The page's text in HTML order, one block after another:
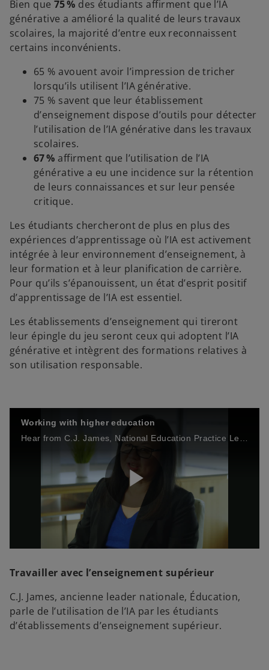
i
d
e
o
Bien que 75 % des étudiants affirment que l’IA
générative a amélioré la qualité de leurs travaux
scolaires, la majorité d’entre eux reconnaissent
certains inconvénients.
65 % avouent avoir l’impression de tricher
lorsqu’ils utilisent l’IA générative.
75 % savent que leur établissement
d’enseignement dispose d’outils pour détecter
l’utilisation de l’IA générative dans les travaux
scolaires.
67 %affirment que l’utilisation de l’IA
générative a eu une incidence sur la rétention
de leurs connaissances et sur leur pensée
critique.
Les étudiants chercheront de plus en plus des
expériences d’apprentissage où l’IA est activement
intégrée à leur environnement d’enseignement, à
leur formation et à leur planification de carrière.
Pour qu’ils s’épanouissent, un état d’esprit positif
d’apprentissage de l’IA est essentiel.
Les établissements d’enseignement qui tireront
leur épingle du jeu seront ceux qui adoptent l’IA
générative et intègrent des formations relatives à
son utilisation responsable.
Working with higher education
P
l
a
Travailler avec l’enseignement supérieur
C.J. James, ancienne leader nationale, Éducation,
parle de l’utilisation de l’IA par les étudiants
d’établissements d’enseignement supérieur.